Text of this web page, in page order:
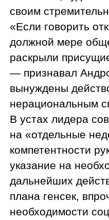
своим
«Если говорить
должной мере
раскрыли
— признавал
вынуждены
нерациональным
В устах лидера
на «отдельные
компетентности
указание на
дальнейших
плана генсек,
необходимости